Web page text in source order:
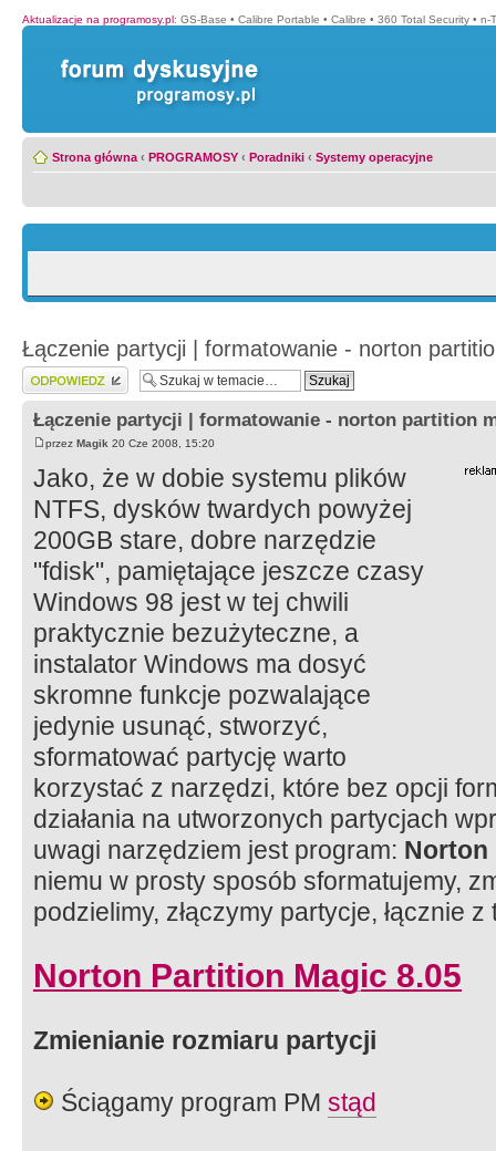
Aktualizacje na programosy.pl: GS-Base • Calibre Portable • Calibre • 360 Total Security • n-
Strona główna ‹ PROGRAMOSY ‹ Poradniki ‹ Systemy operacyjne
Łączenie partycji | formatowanie - norton
Wyślij odpowiedź
Łączenie partycji | formatowanie - norton partition
przez Magik 20 Cze 2008, 15:20
Jako, że w dobie systemu plików
NTFS, dysków twardych powyżej
200GB stare, dobre narzędzie
"fdisk", pamiętające jeszcze czasy
Windows 98 jest w tej chwili
praktycznie bezużyteczne, a
instalator Windows ma dosyć
skromne funkcje pozwalające
jedynie usunąć, stworzyć,
sformatować partycję warto
korzystać z narzędzi, które bez opcji
działania na utworzonych partycjach
uwagi narzędziem jest program: Norton
niemu w prosty sposób sformatujemy,
podzielimy, złączymy partycje, łącznie
Norton Partition Magic 8.05
Zmienianie rozmiaru partycji
Ściągamy program PM stąd